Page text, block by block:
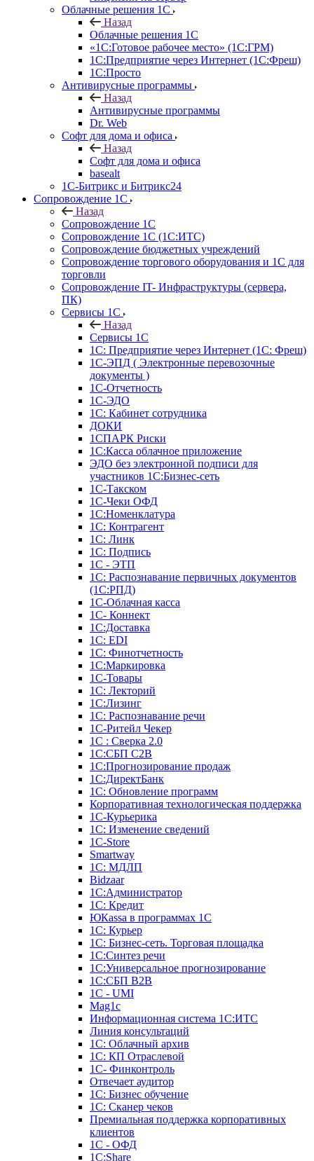
Облачные решения 1С
Назад
Облачные решения 1С
«1C:Готовое рабочее место» (1С:ГРМ)
1С:Предприятие через Интернет (1С:Фреш)
1С:Просто
Антивирусные программы
Назад
Антивирусные программы
Dr. Web
Софт для дома и офиса
Назад
Софт для дома и офиса
basealt
1С-Битрикс и Битрикс24
Сопровождение 1С
Назад
Сопровождение 1С
Сопровождение 1С (1С:ИТС)
Сопровождение бюджетных учреждений
Сопровождение торгового оборудования и 1С для
торговли
Сопровождение IT- Инфраструктуры (сервера,
ПК)
Сервисы 1С
Назад
Сервисы 1С
1С: Предприятие через Интернет (1С: Фреш)
1С-ЭПД ( Электронные перевозочные
документы )
1С-Отчетность
1С-ЭДО
1С: Кабинет сотрудника
ДОКИ
1СПАРК Риски
1С:Касса облачное приложение
ЭДО без электронной подписи для
участников 1С:Бизнес-сеть
1С-Такском
1С-Чеки ОФД
1С:Номенклатура
1С: Контрагент
1С: Линк
1С: Подпись
1С - ЭТП
1С: Распознавание первичных документов
(1С:РПД)
1С-Облачная касса
1С- Коннект
1С:Доставка
1С: EDI
1С: Финотчетность
1С:Маркировка
1С-Товары
1С: Лекторий
1С:Лизинг
1С: Распознавание речи
1C-Ритейл Чекер
1С : Сверка 2.0
1С:СБП C2B
1С:Прогнозирование продаж
1С:ДиректБанк
1С: Обновление программ
Корпоративная технологическая поддержка
1С-Курьерика
1С: Изменение сведений
1C-Store
Smartway
1С: МДЛП
Bidzaar
1С:Администратор
1С: Кредит
ЮКаssа в программах 1С
1С: Курьер
1С: Бизнес-сеть. Торговая площадка
1С:Синтез речи
1С:Универсальное прогнозирование
1С:СБП B2B
1C - UMI
Mag1c
Информационная система 1С:ИТС
Линия консультаций
1С: Облачный архив
1С: КП Отраслевой
1С- Финконтроль
Отвечает аудитор
1С: Бизнес обучение
1С: Сканер чеков
Премиальная поддержка корпоративных
клиентов
1С - ОФД
1С:Share